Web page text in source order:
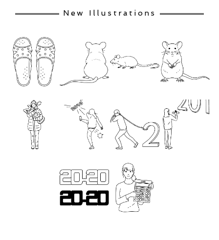
New Illustrations